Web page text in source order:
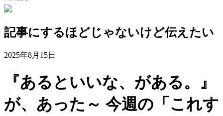
記事にするほどじゃないけど伝えたい
2025年8月15日
『あるといいな、がある。』
が、あった～ 今週の「これす